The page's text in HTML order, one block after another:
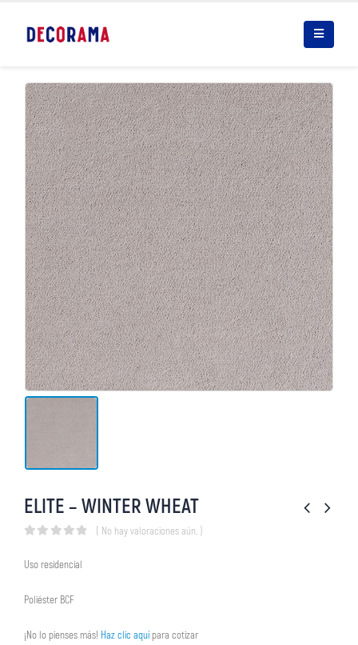
ELITE – WINTER WHEAT
( No hay valoraciones aún. )
Uso residencial
Poliéster BCF
¡No lo pienses más! Haz clic aquípara cotizar